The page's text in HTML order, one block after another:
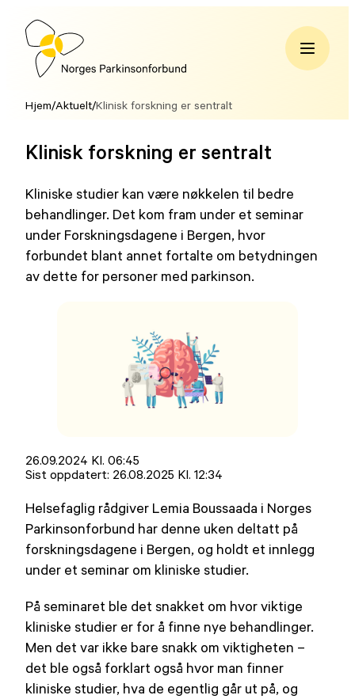
Hopp
innholdNorges
Hjem/Aktuelt/Klinisk forskning er sentralt
Klinisk forskning er sentralt
Kliniske studier kan være nøkkelen til bedre
behandlinger. Det kom fram under et seminar
under Forskningsdagene i Bergen, hvor
forbundet blant annet fortalte om betydningen
av dette for personer med parkinson.
Lagt
ut
26.09.2024 Kl. 06:45
Sist oppdatert: 26.08.2025 Kl. 12:34
Helsefaglig rådgiver Lemia Boussaada i Norges
Parkinsonforbund har denne uken deltatt på
forskningsdagene i Bergen, og holdt et innlegg
under et seminar om kliniske studier.
På seminaret ble det snakket om hvor viktige
kliniske studier er for å finne nye behandlinger.
Men det var ikke bare snakk om viktigheten –
det ble også forklart også hvor man finner
kliniske studier, hva de egentlig går ut på, og